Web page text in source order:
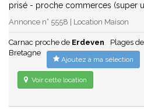
prisé - proche commerces (super
Annonce n° 5558 | Location Maison
Carnac proche de Erdeven Plages
Bretagne
Ajoutez à ma sélection
Voir cette location